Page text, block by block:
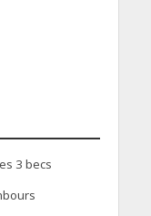
3 becs